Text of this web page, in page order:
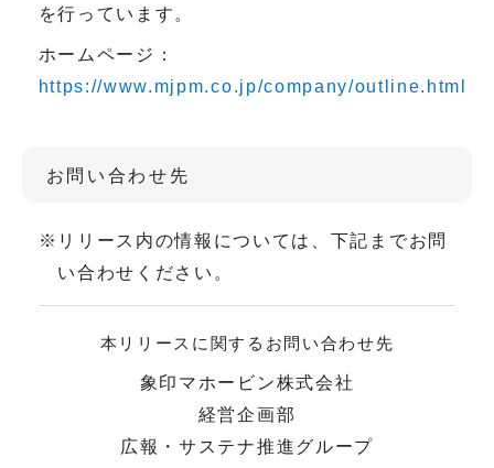
を行っています。
ホームページ：
https://www.mjpm.co.jp/company/outline.html
お問い合わせ先
※ リリース内の情報については、下記までお問
い合わせください。
本リリースに関するお問い合わせ先
象印マホービン株式会社
経営企画部
広報・サステナ推進グループ